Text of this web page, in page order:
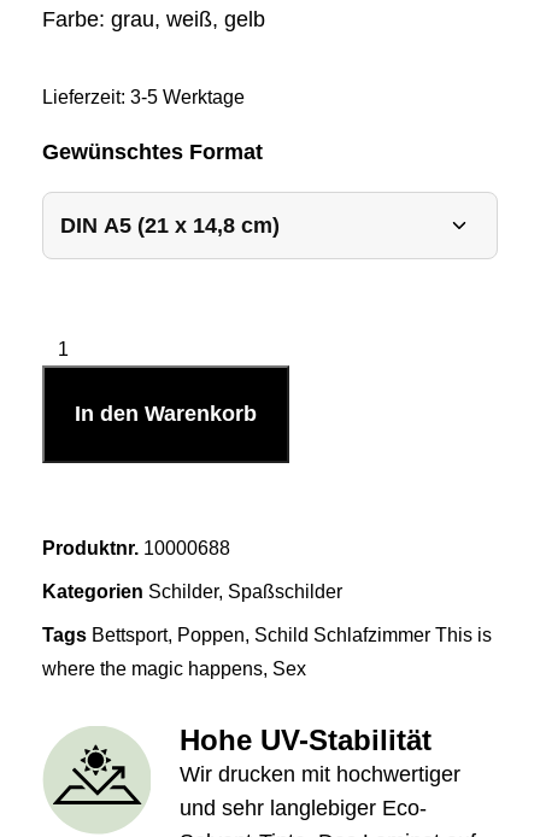
Farbe: grau, weiß, gelb
Lieferzeit: 3-5 Werktage
Gewünschtes Format
In den Warenkorb
Produktnr. 10000688
Kategorien Schilder, Spaßschilder
Tags Bettsport, Poppen, Schild Schlafzimmer This is
where the magic happens, Sex
Hohe UV-Stabilität
Wir drucken mit hochwertiger
und sehr langlebiger Eco-